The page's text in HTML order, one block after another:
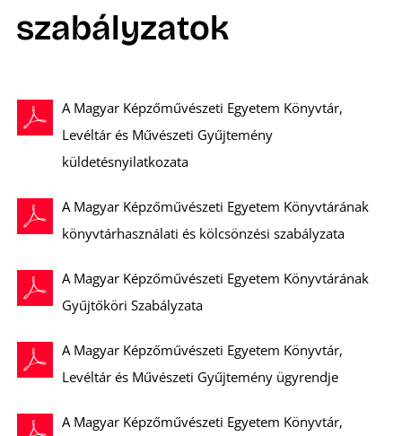
szabályzatok
A Magyar Képzőművészeti Egyetem Könyvtár,
Levéltár és Művészeti Gyűjtemény
küldetésnyilatkozata
A Magyar Képzőművészeti Egyetem Könyvtárának
könyvtárhasználati és kölcsönzési szabályzata
A Magyar Képzőművészeti Egyetem Könyvtárának
Gyűjtőköri Szabályzata
A Magyar Képzőművészeti Egyetem Könyvtár,
Levéltár és Művészeti Gyűjtemény ügyrendje
A Magyar Képzőművészeti Egyetem Könyvtár,